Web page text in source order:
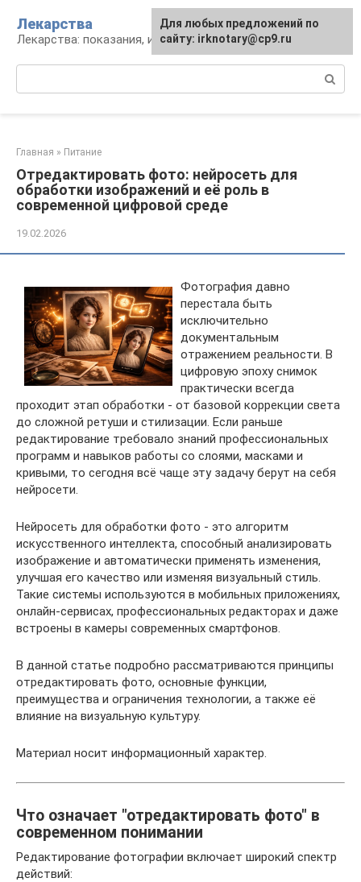
контенту
Лекарства
Лекарства: показания, инструкция, аналоги
Главная » Питание
Отредактировать фото: нейросеть для
обработки изображений и её роль в
современной цифровой среде
19.02.2026
Фотография давно
перестала быть
исключительно
документальным
отражением реальности. В
цифровую эпоху снимок
практически всегда
проходит этап обработки - от базовой коррекции света
до сложной ретуши и стилизации. Если раньше
редактирование требовало знаний профессиональных
программ и навыков работы со слоями, масками и
кривыми, то сегодня всё чаще эту задачу берут на себя
нейросети.
Нейросеть для обработки фото - это алгоритм
искусственного интеллекта, способный анализировать
изображение и автоматически применять изменения,
улучшая его качество или изменяя визуальный стиль.
Такие системы используются в мобильных приложениях,
онлайн-сервисах, профессиональных редакторах и даже
встроены в камеры современных смартфонов.
В данной статье подробно рассматриваются принципы
отредактировать фото, основные функции,
преимущества и ограничения технологии, а также её
влияние на визуальную культуру.
Материал носит информационный характер.
Что означает "отредактировать фото" в
современном понимании
Редактирование фотографии включает широкий спектр
действий:
Для любых предложений по
сайту: irknotary@cp9.ru